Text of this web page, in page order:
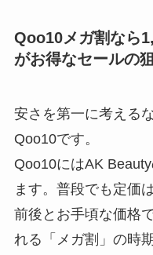
Qoo10メガ割なら
がお得なセールの
安さを第一に考える
Qoo10です。
Qoo10にはAK
ます。普段でも定価
前後とお手頃な価格
れる「メガ割」の時